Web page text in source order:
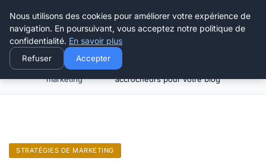
Henry Panky
Stratégies de
marketing
Comment écrire des titres
accrocheurs pour votre blog
STRATÉGIES DE MARKETING
Nous utilisons des cookies pour améliorer votre expérience de
navigation. En poursuivant, vous acceptez notre politique de
confidentialité. En savoir plus
Refuser Accepter